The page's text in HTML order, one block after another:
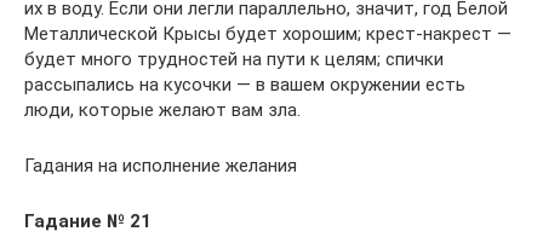
их в воду. Если они легли параллельно, значит, год Белой
Металлической Крысы будет хорошим; крест-накрест —
будет много трудностей на пути к целям; спички
рассыпались на кусочки — в вашем окружении есть
люди, которые желают вам зла.
Гадания на исполнение желания
Гадание № 21